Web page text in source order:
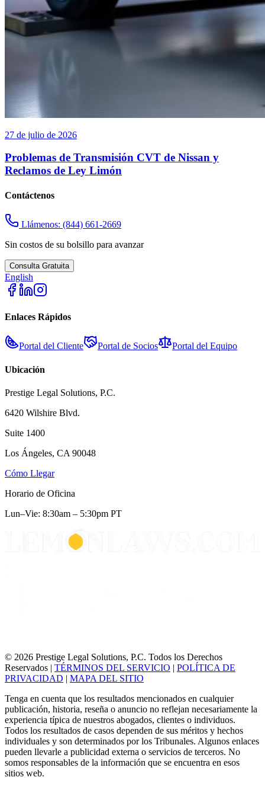
27 de julio de 2026
Problemas de Transmisión CVT de Nissan y
Reclamos de Ley Limón
Contáctenos
Llámenos: (844) 661-2669
Sin costos de su bolsillo para avanzar
Consulta Gratuita
English
Enlaces Rápidos
Portal del Cliente Portal de Socios Portal del Equipo
Ubicación
Prestige Legal Solutions, P.C.
6420 Wilshire Blvd.
Suite 1400
Los Ángeles, CA 90048
Cómo Llegar
Horario de Oficina
Lun–Vie: 8:30am – 5:30pm PT
© 2026 Prestige Legal Solutions, P.C. Todos los Derechos
Reservados | TÉRMINOS DEL SERVICIO | POLÍTICA DE
PRIVACIDAD | MAPA DEL SITIO
Tenga en cuenta que los resultados mencionados en cualquier
publicación, historia, reseña o anuncio no reflejan necesariamente la
experiencia típica de nuestros abogados, clientes o individuos.
Todos los resultados de casos dependen de sus méritos y hechos
individuales y son determinados por los Tribunales. Algunos enlaces
pueden llevarle a publicidad externa o servicios de terceros. No
somos responsables de la información que se encuentra en esos
sitios web.